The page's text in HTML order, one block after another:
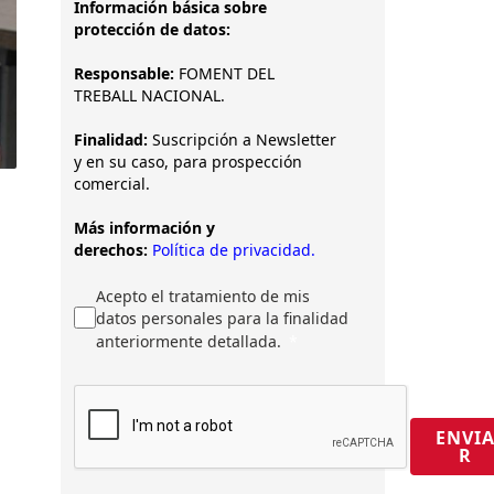
Información básica sobre
protección de datos:
Responsable: FOMENT DEL
TREBALL NACIONAL.
Finalidad: Suscripción a Newsletter
y en su caso, para prospección
comercial.
Más información y
derechos: Política de privacidad.
Acepto el tratamiento de mis
datos personales para la finalidad
anteriormente detallada.
ENVIA
R